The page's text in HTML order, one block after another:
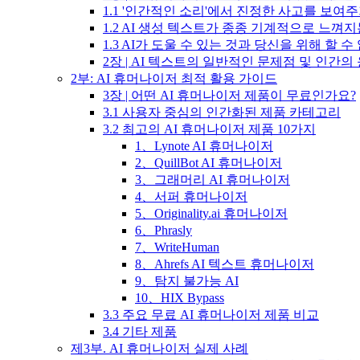
1.1 '인간적인 소리'에서 진정한 사고를 보여주
1.2 AI 생성 텍스트가 종종 기계적으로 느껴지
1.3 AI가 도울 수 있는 것과 당신을 위해 할 수
2장 | AI 텍스트의 일반적인 문제점 및 인간의
2부: AI 휴머나이저 최적 활용 가이드
3장 | 어떤 AI 휴머나이저 제품이 무료인가요?
3.1 사용자 중심의 인간화된 제품 카테고리
3.2 최고의 AI 휴머나이저 제품 10가지
1、Lynote AI 휴머나이저
2、QuillBot AI 휴머나이저
3、그래머리 AI 휴머나이저
4、서퍼 휴머나이저
5、Originality.ai 휴머나이저
6、Phrasly
7、WriteHuman
8、Ahrefs AI 텍스트 휴머나이저
9、탐지 불가능 AI
10、HIX Bypass
3.3 주요 무료 AI 휴머나이저 제품 비교
3.4 기타 제품
제3부. AI 휴머나이저 실제 사례